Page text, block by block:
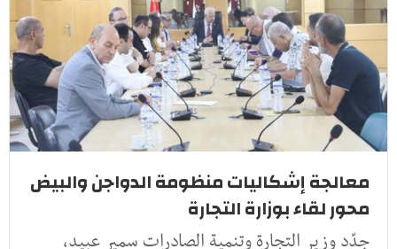
معالجة إشكاليات منظومة الدواجن والبيض
محور لقاء بوزارة التجارة
جدّد وزير التجارة وتنمية الصادرات سمير عبيد،